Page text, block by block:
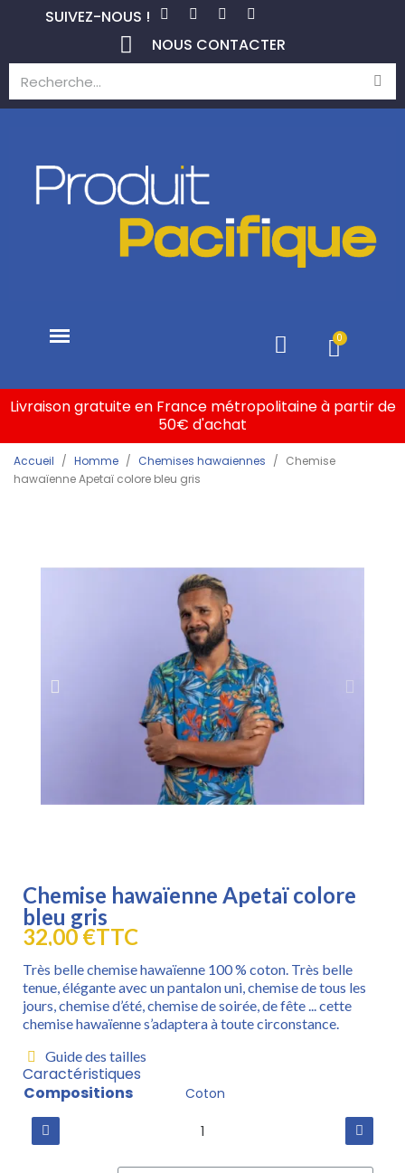
SUIVEZ-NOUS !
NOUS CONTACTER
Livraison gratuite en France métropolitaine à partir de
50€ d'achat
Accueil Homme Chemises hawaiennes
Chemise
hawaïenne Apetaï colore bleu gris
Chemise hawaïenne Apetaï colore
bleu gris
32,00 €TTC
Très belle chemise hawaïenne 100 % coton. Très belle
tenue, élégante avec un pantalon uni, chemise de tous les
jours, chemise d’été, chemise de soirée, de fête ... cette
chemise hawaïenne s’adaptera à toute circonstance.
Guide des tailles
Caractéristiques
Compositions
Coton